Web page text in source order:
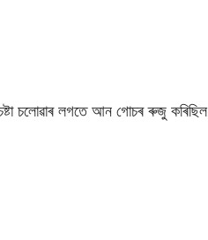
চলোৱাৰ লগতে আন গোচৰ ৰুজু কৰিছিল